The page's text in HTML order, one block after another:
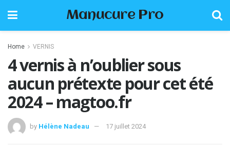
Manucure Pro
Home VERNIS
4 vernis à n’oublier sous
aucun prétexte pour cet été
2024 – magtoo.fr
by Hélène Nadeau 17 juillet 2024